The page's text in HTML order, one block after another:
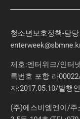
청소년보호정책-담
제호:엔터위크/인터
록번호 포항 라
자:2017.05.10/발행
(주)에스비엠엔이/주